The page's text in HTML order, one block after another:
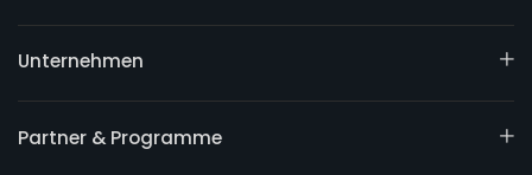
Unternehmen
Partner & Programme